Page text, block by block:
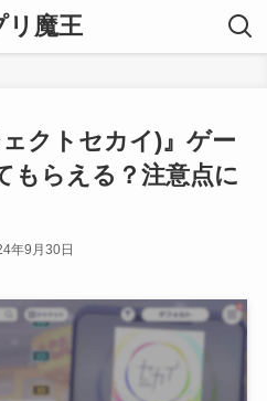
リ魔王
クトセカイ)』ゲー
もらえる？注意点に
年9月30日